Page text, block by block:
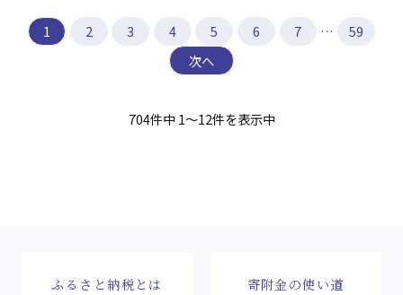
1 2 3 4 5 6 7 …
59
次へ
704件中 1～12件を表示中
ふるさと納税とは 寄附金の使い道